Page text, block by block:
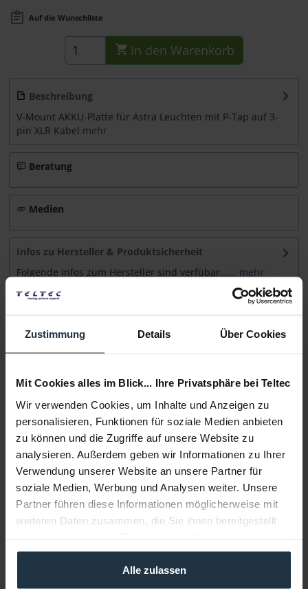
Zustimmung Details Über Cookies
Mit Cookies alles im Blick... Ihre Privatsphäre bei Teltec
Wir verwenden Cookies, um Inhalte und Anzeigen zu
personalisieren, Funktionen für soziale Medien anbieten
zu können und die Zugriffe auf unsere Website zu
analysieren. Außerdem geben wir Informationen zu Ihrer
Verwendung unserer Website an unsere Partner für
soziale Medien, Werbung und Analysen weiter. Unsere
Partner führen diese Informationen möglicherweise mit
weiteren Daten zusammen, die Sie ihnen bereitgestellt
gesammelt haben.
Alle zulassen
Auf die Wunschliste
In den Warenkorb
Beschreibung
V-Mount AKKU-Platte für Astra Leuchten mit P-Tap auf 3-
pin XLR Kabel mehr
Beratung
Medien
Infos zu Hersteller & Produktsicherheit
Folgende Infos zum Hersteller sind verfübar...... mehr
Litepanels Astra 1x1 V-Mount Battery plate w/cable
V-Mount Akku Platte für Astra 1 x1 Familie
Artikelnummer: 12252609
-8% € 165,55